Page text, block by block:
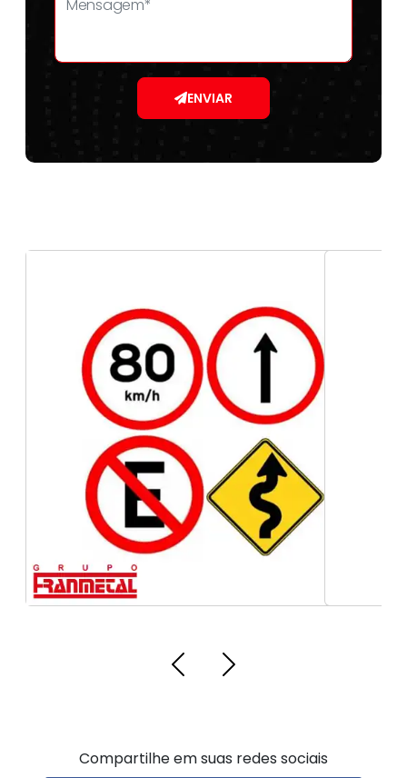
ENVIAR
etiquetas técnicas de aço inox
Compartilhe em suas redes sociais